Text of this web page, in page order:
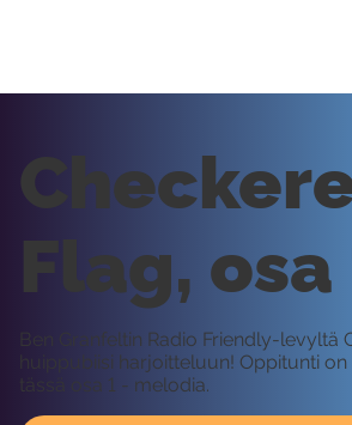
Flag, osa
Ben Granfeltin Radio Friendly-levyltä
huippubiisi harjoitteluun! Oppitunti
tässä osa 1 - melodia.